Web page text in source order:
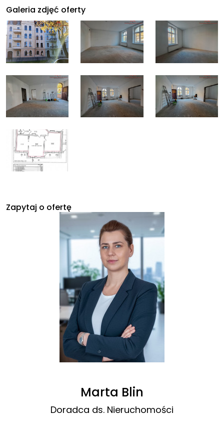
Galeria zdjęć oferty
Zapytaj o ofertę
Marta Blin
Doradca ds. Nieruchomości